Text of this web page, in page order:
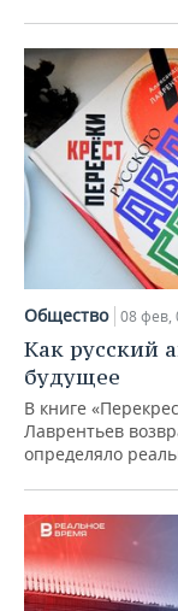
Общество 08 фев,
Как русский
будущее
В книге
Лаврентьев
определяло